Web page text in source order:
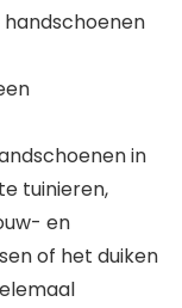
in
tuinieren,
en
of het duiken